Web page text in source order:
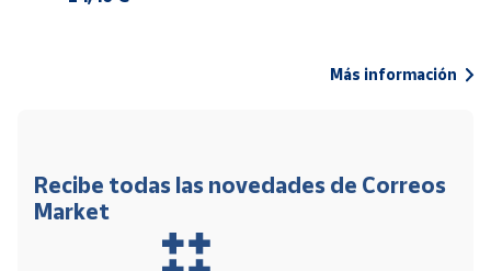
Más información
Recibe todas las novedades de Correos
Market